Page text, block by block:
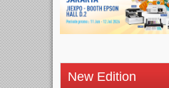
New Edition